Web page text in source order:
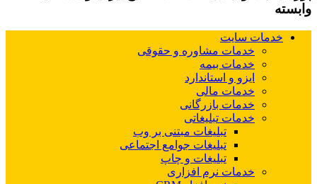
وابسته
خدمات سایت
خدمات مشاوره و حقوقی
خدمات بیمه
ایزو و استاندارد
خدمات مالی
خدمات بازرگانی
خدمات تبلیغاتی
تبلیغات مبتنی بر وب
تبلیغات جوامع اجتماعی
تبلیغات و چاپ
خدمات نرم افزاری